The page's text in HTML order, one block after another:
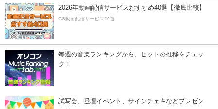
2026年動画配信サービスおすすめ40選【徹底比較】
CS動画配信サービス20選
毎週の音楽ランキングから、ヒットの推移をチェッ
ク！
試写会、登壇イベント、サインチェキなどプレゼン